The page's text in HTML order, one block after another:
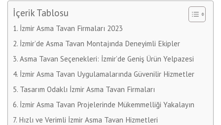
İçerik Tablosu
İzmir Asma Tavan Firmaları 2023
İzmir’de Asma Tavan Montajında Deneyimli Ekipler
Asma Tavan Seçenekleri: İzmir’de Geniş Ürün Yelpazesi
İzmir Asma Tavan Uygulamalarında Güvenilir Hizmetler
Tasarım Odaklı İzmir Asma Tavan Firmaları
İzmir Asma Tavan Projelerinde Mükemmelliği Yakalayın
Hızlı ve Verimli İzmir Asma Tavan Hizmetleri